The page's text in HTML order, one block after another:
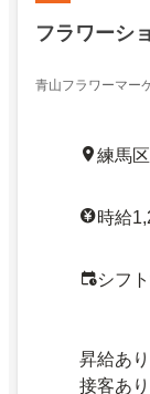
フラワーシ
青山フラワーマー
練馬
時給
シフ
昇給あり
接客あり